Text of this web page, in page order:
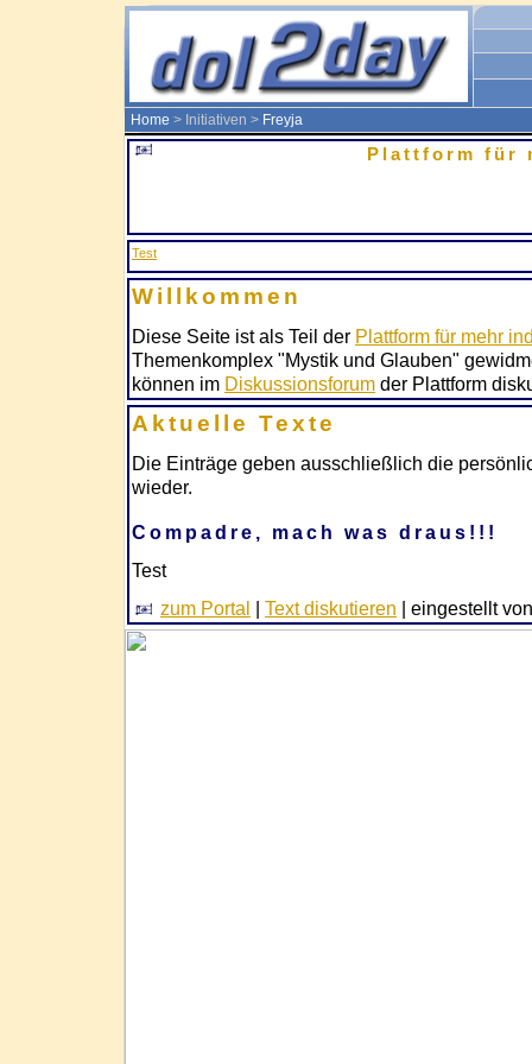
Home > Initiativen > Freyja
Plattform für
Test
Willkommen
Diese Seite ist als Teil der Plattform für mehr
Themenkomplex "Mystik und Glauben"
können im Diskussionsforum der Plattform
Aktuelle Texte
Die Einträge geben ausschließlich die
wieder.
Compadre, mach was draus!!!
Test
zum Portal | Text diskutieren | eingestellt